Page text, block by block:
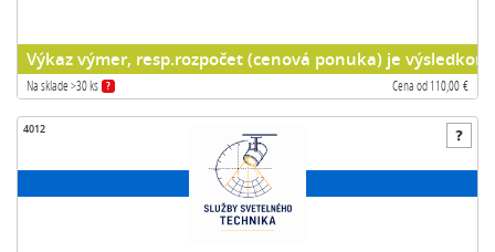
Výkaz výmer, resp.rozpočet (cenová ponuka) je
Na sklade >30 ks ? Cena od 110,00 €
4012